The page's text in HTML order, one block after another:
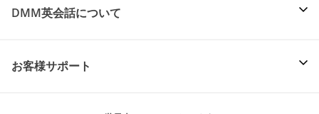
DMM英会話について
お客様サポート